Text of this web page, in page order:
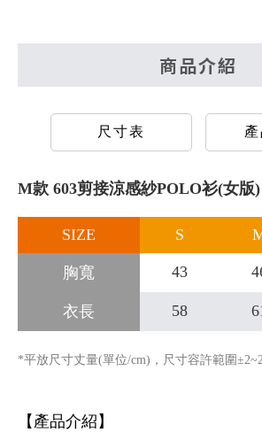
商品介紹
尺寸表
M款 603剪接涼感紗POLO衫(女版)
SIZE S
胸寬 43
衣長 58
*平放尺寸丈量(單位/cm)，尺寸容許範圍
【產品介紹】